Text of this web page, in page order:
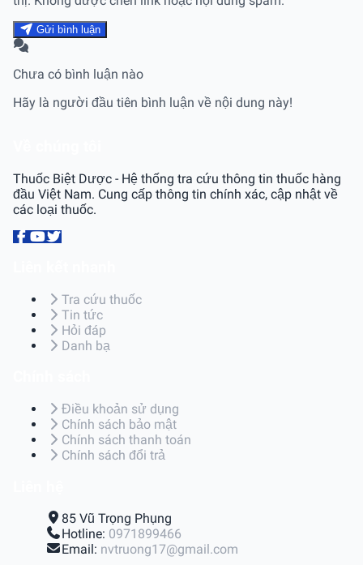
Gửi bình luận
Chưa có bình luận nào
Hãy là người đầu tiên bình luận về nội dung này!
Thuốc Biệt Dược - Hệ thống tra cứu thông tin thuốc hàng
đầu Việt Nam. Cung cấp thông tin chính xác, cập nhật về
các loại thuốc.
Tra cứu thuốc
Tin tức
Hỏi đáp
Danh bạ
Điều khoản sử dụng
Chính sách bảo mật
Chính sách thanh toán
Chính sách đổi trả
85 Vũ Trọng Phụng
Hotline: 0971899466
Email: nvtruong17@gmail.com